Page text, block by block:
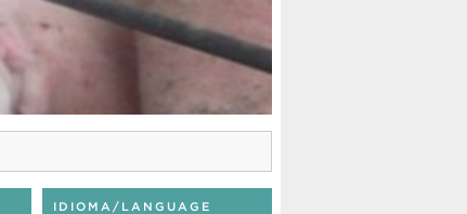
IDIOMA/LANGUAGE